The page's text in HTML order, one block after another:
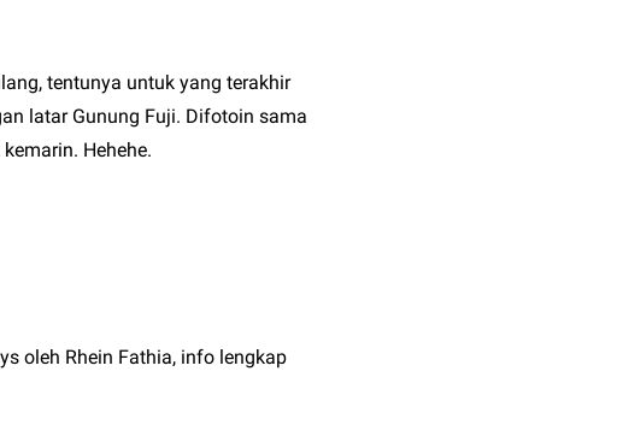
tentunya untuk yang terakhir
latar Gunung Fuji. Difotoin sama
Hehehe.
oleh Rhein Fathia, info lengkap